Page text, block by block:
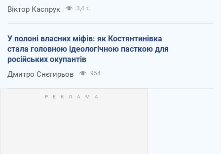
Віктор Каспрук 3,4 т.
У полоні власних міфів: як Костянтинівка
стала головною ідеологічною пасткою для
російських окупантів
Дмитро Снєгирьов 954